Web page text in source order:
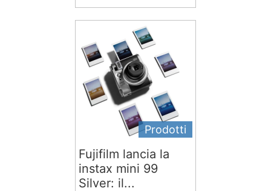
Prodotti
Fujifilm lancia la
instax mini 99
Silver: il...